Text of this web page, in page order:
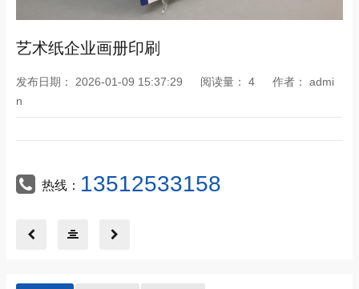
艺术纸企业画册印刷
发布日期： 2026-01-09 15:37:29 阅读量： 4 作者：
admi
n
热线： 13512533158